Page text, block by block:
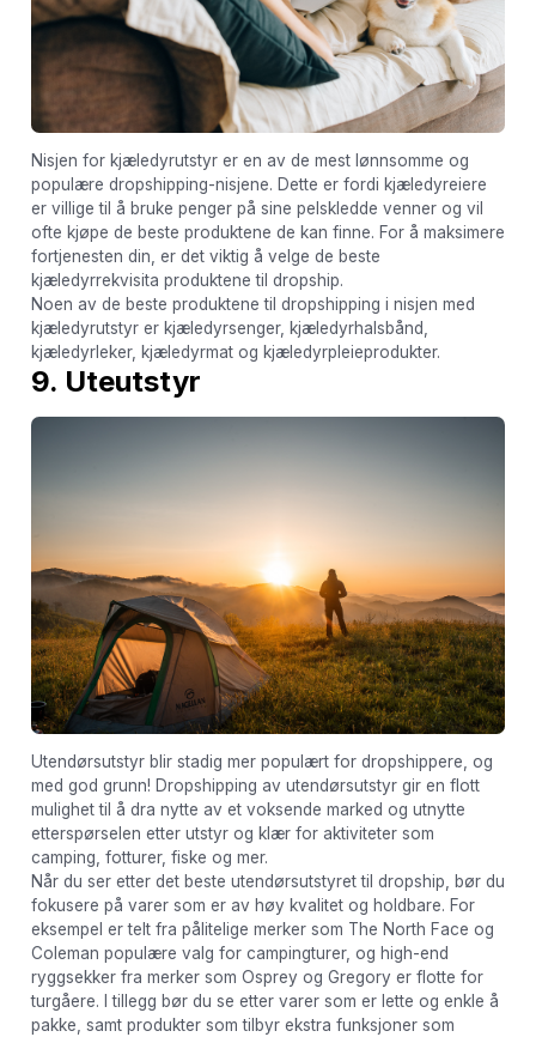
Nisjen for kjæledyrutstyr er en av de mest lønnsomme og
populære dropshipping-nisjene. Dette er fordi kjæledyreiere
er villige til å bruke penger på sine pelskledde venner og vil
ofte kjøpe de beste produktene de kan finne. For å maksimere
fortjenesten din, er det viktig å velge de beste
kjæledyrrekvisita produktene til dropship.
Noen av de beste produktene til dropshipping i nisjen med
kjæledyrutstyr er kjæledyrsenger, kjæledyrhalsbånd,
kjæledyrleker, kjæledyrmat og kjæledyrpleieprodukter.
9. Uteutstyr
Utendørsutstyr blir stadig mer populært for dropshippere, og
med god grunn! Dropshipping av utendørsutstyr gir en flott
mulighet til å dra nytte av et voksende marked og utnytte
etterspørselen etter utstyr og klær for aktiviteter som
camping, fotturer, fiske og mer.
Når du ser etter det beste utendørsutstyret til dropship, bør du
fokusere på varer som er av høy kvalitet og holdbare. For
eksempel er telt fra pålitelige merker som The North Face og
Coleman populære valg for campingturer, og high-end
ryggsekker fra merker som Osprey og Gregory er flotte for
turgåere. I tillegg bør du se etter varer som er lette og enkle å
pakke, samt produkter som tilbyr ekstra funksjoner som